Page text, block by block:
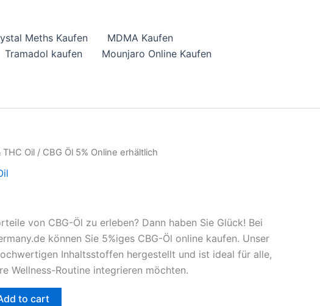
Meths Kaufen
MDMA Kaufen
Tramadol kaufen
Mounjaro Online Kaufen
THC Oil / CBG Öl 5% Online erhältlich
von CBG-Öl zu erleben? Dann haben Sie Glück! Bei
können Sie 5%iges CBG-Öl online kaufen. Unser
Inhaltsstoffen hergestellt und ist ideal für alle,
Wellness-Routine integrieren möchten.
to cart